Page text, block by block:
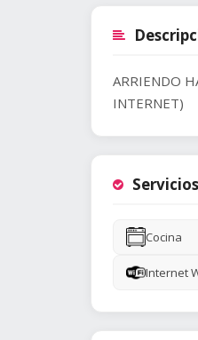
ARRIENDO
INTERNET)
Cocina
Internet